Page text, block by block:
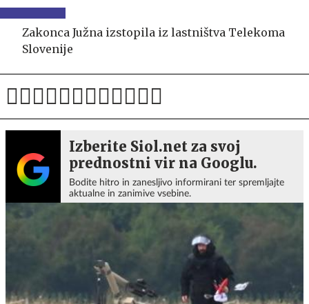
Zakonca Južna izstopila iz lastništva Telekoma
Slovenije
Izberite Siol.net za svoj
prednostni vir na Googlu.
Bodite hitro in zanesljivo informirani ter spremljajte
aktualne in zanimive vsebine.